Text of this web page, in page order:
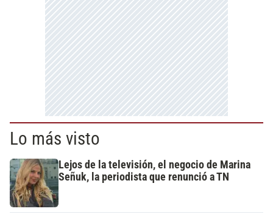
Lo más visto
Lejos de la televisión, el negocio de Marina
Señuk, la periodista que renunció a TN